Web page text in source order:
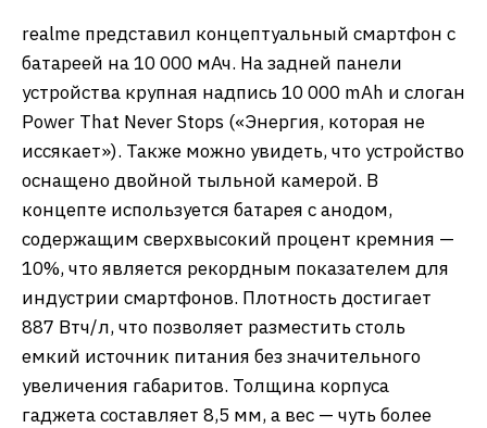
realme представил концептуальный смартфон с
батареей на 10 000 мАч. На задней панели
устройства крупная надпись 10 000 mAh и слоган
Power That Never Stops («Энергия, которая не
иссякает»). Также можно увидеть, что устройство
оснащено двойной тыльной камерой. В
концепте используется батарея с анодом,
содержащим сверхвысокий процент кремния —
10%, что является рекордным показателем для
индустрии смартфонов. Плотность достигает
887 Втч/л, что позволяет разместить столь
емкий источник питания без значительного
увеличения габаритов. Толщина корпуса
гаджета составляет 8,5 мм, а вес — чуть более